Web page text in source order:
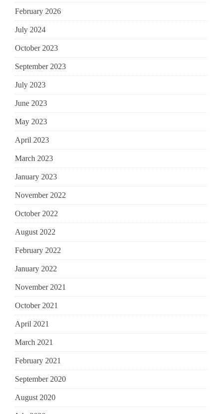
February 2026
July 2024
October 2023
September 2023
July 2023
June 2023
May 2023
April 2023
March 2023
January 2023
November 2022
October 2022
August 2022
February 2022
January 2022
November 2021
October 2021
April 2021
March 2021
February 2021
September 2020
August 2020